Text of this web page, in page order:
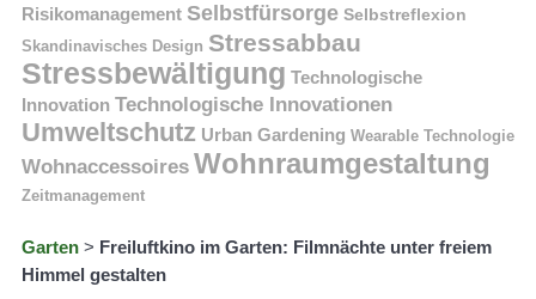
Risikomanagement Selbstfürsorge Selbstreflexion
Skandinavisches Design Stressabbau
Stressbewältigung Technologische
Innovation Technologische Innovationen
Umweltschutz Urban Gardening Wearable Technologie
Wohnaccessoires Wohnraumgestaltung
Zeitmanagement
Garten > Freiluftkino im Garten: Filmnächte unter freiem
Himmel gestalten